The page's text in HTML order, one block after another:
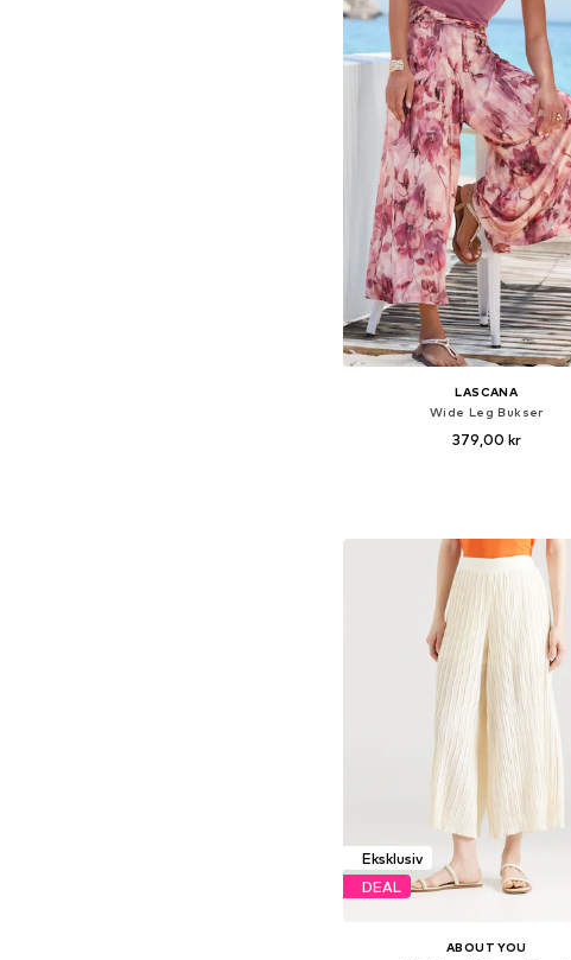
LASCANA
Wide Leg Bukser
379,00 kr
Eksklusiv
DEAL
ABOUT YOU